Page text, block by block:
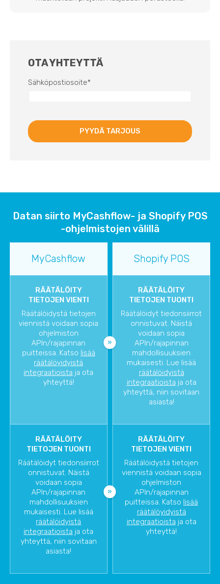
OTA YHTEYTTÄ
Sähköpostiosoite*
Datan siirto MyCashflow- ja Shopify POS
-ohjelmistojen välillä
MyCashflow Shopify POS
RÄÄTÄLÖITY
TIETOJEN VIENTI
Räätälöidystä tietojen
viennistä voidaan sopia
ohjelmiston
APIn/rajapinnan
puitteissa. Katso lisää
räätälöyidyistä
integraatioista ja ota
yhteyttä!
RÄÄTÄLÖITY
TIETOJEN TUONTI
Räätälöidyt tiedonsiirrot
onnistuvat. Näistä
voidaan sopia
APIn/rajapinnan
mahdollisuuksien
mukaisesti. Lue lisää
räätälöidyistä
integraatioista ja ota
yhteyttä, niin sovitaan
asiasta!
RÄÄTÄLÖITY
TIETOJEN TUONTI
Räätälöidyt tiedonsiirrot
onnistuvat. Näistä
voidaan sopia
APIn/rajapinnan
mahdollisuuksien
mukaisesti. Lue lisää
räätälöidyistä
integraatioista ja ota
yhteyttä, niin sovitaan
asiasta!
RÄÄTÄLÖITY
TIETOJEN VIENTI
Räätälöidystä tietojen
viennistä voidaan sopia
ohjelmiston
APIn/rajapinnan
puitteissa. Katso lisää
räätälöyidyistä
integraatioista ja ota
yhteyttä!